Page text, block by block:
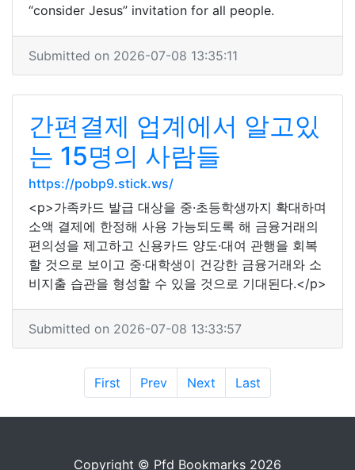
“consider Jesus” invitation for all people.
Submitted on 2026-07-08 13:35:11
간편결제 업계에서 알고있
는 15명의 사람들
https://pobp9.stick.ws/
<p>가족카드 발급 대상을 중·초등학생까지 확대하며
소액 결제에 한정해 사용 가능되도록 해 금융거래의
편의성을 제고하고 신용카드 양도·대여 관행을 회복
할 것으로 보이고 중·대학생이 건강한 금융거래와 소
비지출 습관을 형성할 수 있을 것으로 기대된다.</p>
Submitted on 2026-07-08 13:33:57
First Prev Next Last
Copyright © Pfd Bookmarks 2026